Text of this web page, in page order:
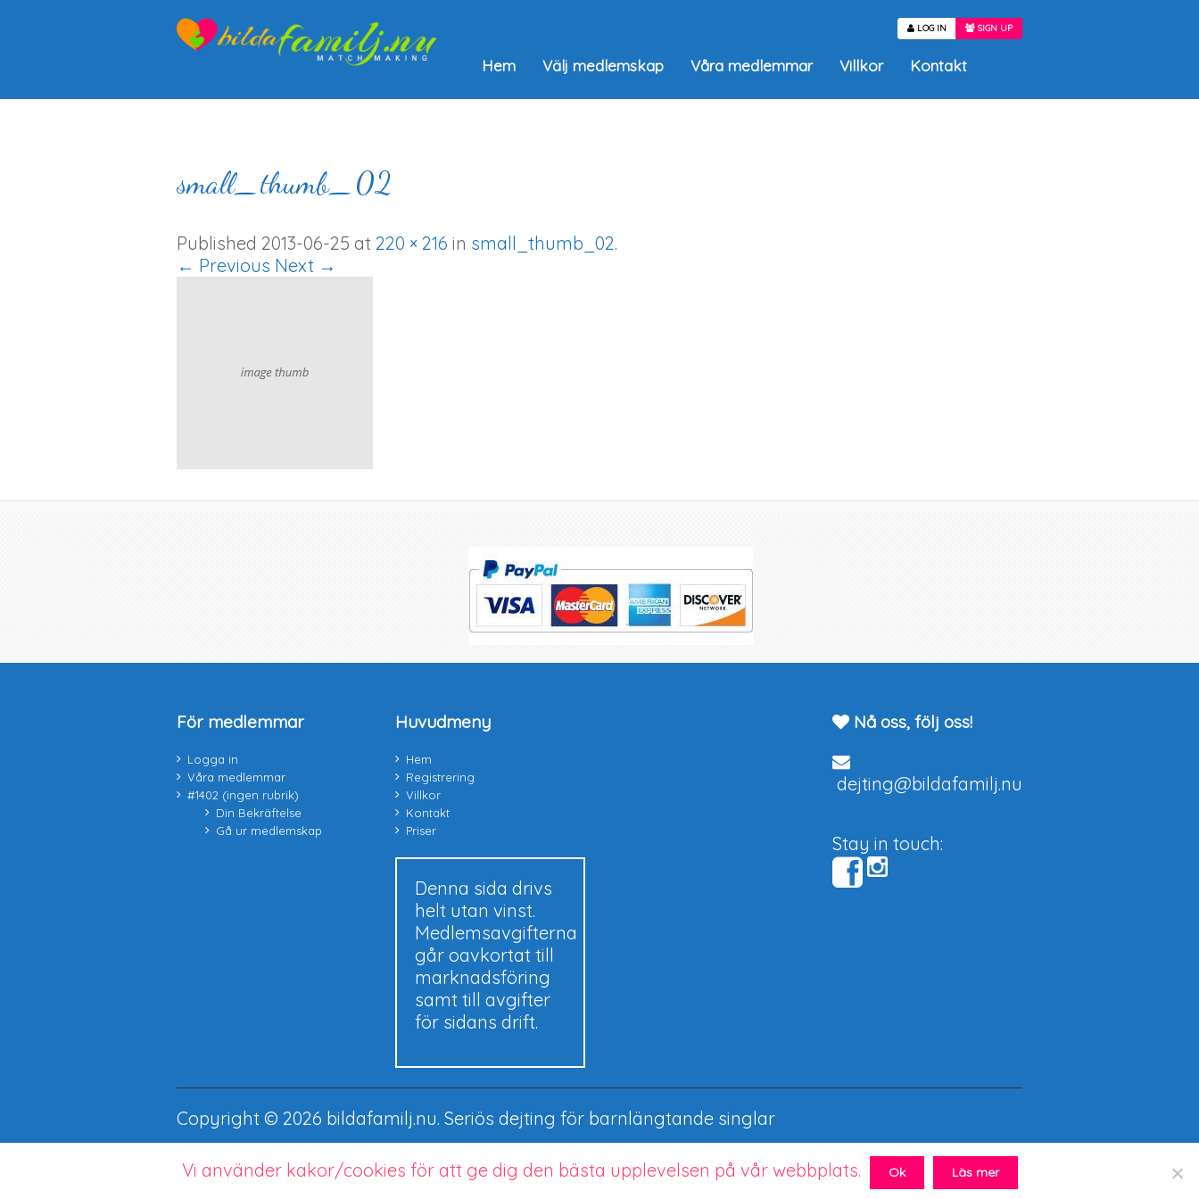
LOG IN SIGN UP
Hem Välj medlemskap Våra medlemmar Villkor Kontakt
small_thumb_02
Published 2013-06-25 at 220 × 216 in small_thumb_02.
← Previous Next →
För medlemmar
Logga in
Våra medlemmar
#1402 (ingen rubrik)
Din Bekräftelse
Gå ur medlemskap
Huvudmeny
Hem
Registrering
Villkor
Kontakt
Priser
Denna sida drivs
helt utan vinst.
Medlemsavgifterna
går oavkortat till
marknadsföring
samt till avgifter
för sidans drift.
Nå oss, följ oss!
dejting@bildafamilj.nu
Stay in touch:
Copyright © 2026 bildafamilj.nu. Seriös dejting för barnlängtande singlar
Vi använder kakor/cookies för att ge dig den bästa upplevelsen på vår webbplats. Ok Läs mer